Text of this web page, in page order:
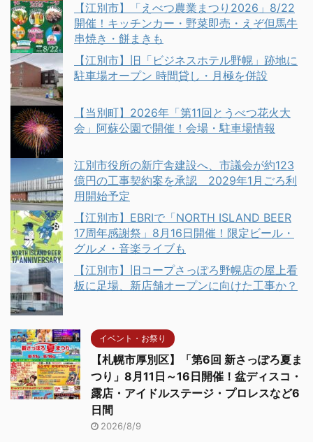
【江別市】「えべつ農業まつり2026」8/22
開催！キッチンカー・野菜即売・えぞ但馬牛
串焼き・餅まきも
【江別市】旧「ビジネスホテル野幌」跡地に
駐車場オープン 時間貸し・月極を併設
【当別町】2026年「第11回とうべつ花火大
会」阿蘇公園で開催！会場・駐車場情報
江別市役所の新庁舎建設へ、市議会が約123
億円の工事契約案を承認 2029年1月ごろ利
用開始予定
【江別市】EBRIで「NORTH ISLAND BEER
17周年感謝祭」8月16日開催！限定ビール・
グルメ・音楽ライブも
【江別市】旧コープさっぽろ野幌店の屋上看
板に足場、新店舗オープンに向けた工事か？
イベント・お祭り
【札幌市厚別区】「第6回 新さっぽろ夏ま
つり」8月11日～16日開催！盆ディスコ・
露店・アイドルステージ・プロレスなど6
日間
2026/8/9